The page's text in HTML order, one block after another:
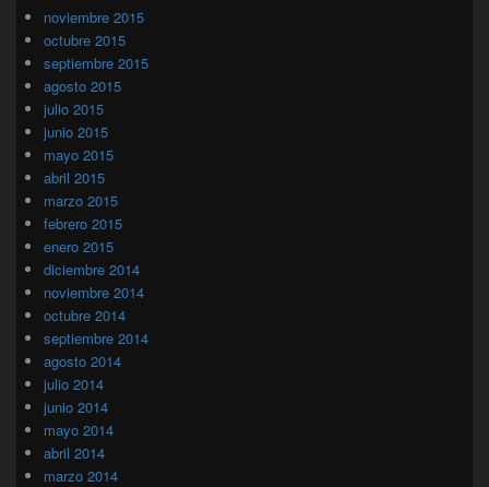
noviembre 2015
octubre 2015
septiembre 2015
agosto 2015
julio 2015
junio 2015
mayo 2015
abril 2015
marzo 2015
febrero 2015
enero 2015
diciembre 2014
noviembre 2014
octubre 2014
septiembre 2014
agosto 2014
julio 2014
junio 2014
mayo 2014
abril 2014
marzo 2014